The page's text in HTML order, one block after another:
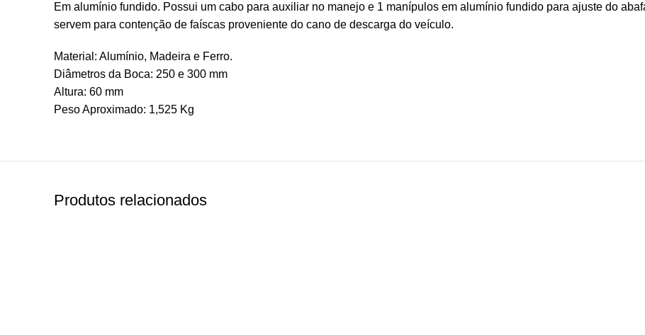
Em alumínio fundido. Possui um cabo para auxiliar no manejo e 1 manípulos em alumínio fundido para ajuste do
servem para contenção de faíscas proveniente do cano de descarga do veículo.
Material: Alumínio, Madeira e Ferro.
Diâmetros da Boca: 250 e 300 mm
Altura: 60 mm
Peso Aproximado: 1,525 Kg
Produtos relacionados